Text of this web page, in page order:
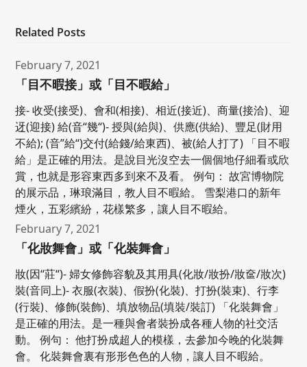
Related Posts
February 7, 2021
「目不暇接」或「目不暇給」
接- 收受(接受)、會和(相接)、相近(接近)、商量(接洽)、迎
迓(迎接) 給(音“幾“)- 授與(給與)、供應(供給)、豐足(財用
不給); (音”給“)交付(給錢/給東西)、被(給人打了) 「目不暇
給」是正確的用法。是說目光沒空去一個個地仔細看或欣
賞，也就是形容東西多到來不及看。 例句： 故宮博物院
的展示品，琳琅滿目，教人目不暇給。 雪梨港口的新年
煙火，五彩繽紛，花樣繁多，讓人目不暇給。
February 7, 2021
「化妝舞會」或「化裝舞會」
妝(因“莊“)- 婦女修飾容貌及其用具(化妝/妝扮/妝奩/妝次)
裝(音同上)- 衣服(衣裝)、假扮(化裝)、打扮(裝束)、行李
(行裝)、修飾(裝飾)、填放物品(填裝/裝訂) 「化裝舞會」
是正確的用法。是一種與會者裝扮成各種人物的社交活
動。 例句： 他打扮成超人的模樣，去參加今晚的化裝舞
會。 化裝舞會裏有形形色色的人物，讓人目不暇給。